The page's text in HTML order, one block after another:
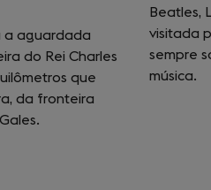
a aguardada
do Rei Charles
que
da fronteira
Beatles,
visitada
sempre
música.